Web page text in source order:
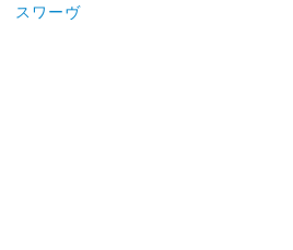
スワーヴ